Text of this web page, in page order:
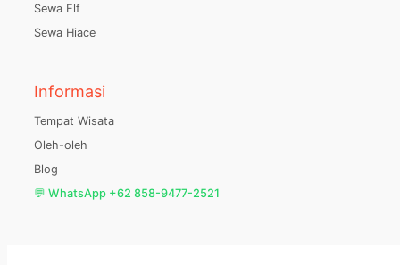
Sewa Elf
Sewa Hiace
Informasi
Tempat Wisata
Oleh-oleh
Blog
💬 WhatsApp +62 858-9477-2521